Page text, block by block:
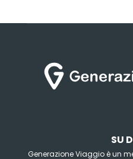
SU
Generazione Viaggio è un